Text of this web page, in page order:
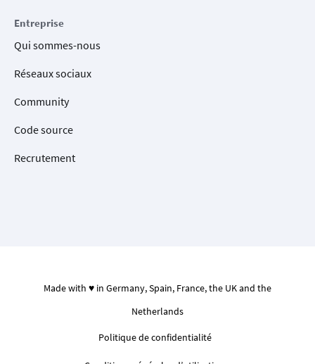
Entreprise
Qui sommes-nous
Réseaux sociaux
Community
Code source
Recrutement
Made with ♥ in Germany, Spain, France, the UK and the
Netherlands
Politique de confidentialité